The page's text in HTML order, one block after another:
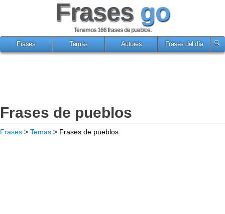
Frases go
Tenemos 166frases de pueblos.
Frases
Temas Autores Frases del día
Frases de pueblos
Frases > Temas > Frases de pueblos